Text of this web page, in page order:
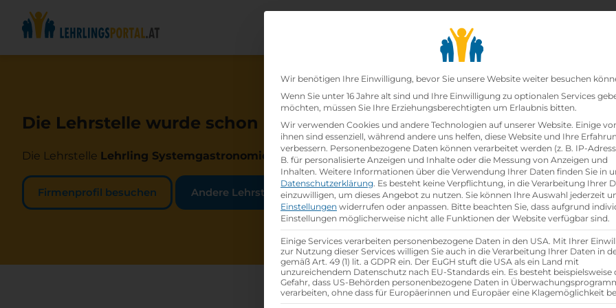
Lehrbetriebesearch
Die Lehrstelle wurde schon besetzt!
Die Lehrstelle Lehrling Systemgastronomie (m/w/d)beiist schonbesetzt.
Firmenprofil besuchen Andere Lehrstelle suchen
Datenschutz-
Wir benötigen Ihre Einwilligung, bevor Sie unsere Website weiter besuchen
Wenn Sie unter 16 Jahre alt sind und Ihre Einwilligung zu optionalen Services
möchten, müssen Sie Ihre Erziehungsberechtigten um Erlaubnis bitten.
Wir verwenden Cookies und andere Technologien auf unserer Website. Einige
ihnen sind essenziell, während andere uns helfen, diese Website und Ihre
verbessern. Personenbezogene Daten können verarbeitet werden (z. B. IP-
B. für personalisierte Anzeigen und Inhalte oder die Messung von Anzeigen und
Inhalten. Weitere Informationen über die Verwendung Ihrer Daten finden Sie in
Datenschutzerklärung. Es besteht keine Verpflichtung, in die Verarbeitung Ihrer
einzuwilligen, um dieses Angebot zu nutzen. Sie können Ihre Auswahl jederzeit
Einstellungen widerrufen oder anpassen. Bitte beachten Sie, dass aufgrund
Einstellungen möglicherweise nicht alle Funktionen der Website verfügbar sind.
Einige Services verarbeiten personenbezogene Daten in den USA. Mit Ihrer
zur Nutzung dieser Services willigen Sie auch in die Verarbeitung Ihrer Daten in
gemäß Art. 49 (1) lit. a GDPR ein. Der EuGH stuft die USA als ein Land mit
unzureichendem Datenschutz nach EU-Standards ein. Es besteht beispielsweise
Gefahr, dass US-Behörden personenbezogene Daten in
verarbeiten, ohne dass für Europäerinnen und Europäer eine Klagemöglichkeit